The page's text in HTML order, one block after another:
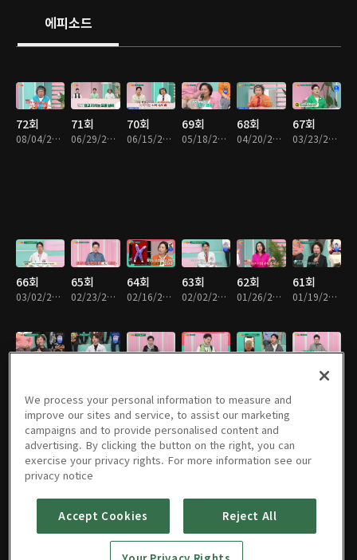
에피소드
72회
08/04/2025 • 46분
71회
06/29/2025 • 47분
70회
06/15/2025 • 47분
69회
05/18/2025 • 47분
68회
04/20/2025 • 46분
67회
03/23/2025 • 46분
66회
03/02/2025 • 47분
65회
02/23/2025 • 46분
64회
02/16/2025 • 46분
63회
02/02/2025 • 46분
62회
01/26/2025 • 46분
61회
01/19/2025 • 46분
54회
11/30/2024 • 47분
53회 52회 51회 50회 49회
We process your personal information to measure and
improve our sites and service, to assist our marketing
campaigns and to provide personalised content and
advertising. By clicking the button on the right, you can
exercise your privacy rights. For more information see our
privacy notice
Accept Cookies Reject All